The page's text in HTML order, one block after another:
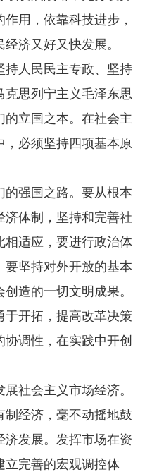
用，依靠科技进步，
济又好又快发展。
持人民民主专政、坚持
克思列宁主义毛泽东思
立国之本。在社会主
，必须坚持四项基本原
的强国之路。要从根本
体制，坚持和完善社
相适应，要进行政治体
坚持对外开放的基本
造的一切文明成果。
于开拓，提高改革决策
调性，在实践中开创
社会主义市场经济。
制经济，毫不动摇地鼓
济发展。发挥市场在资
立完善的宏观调控体